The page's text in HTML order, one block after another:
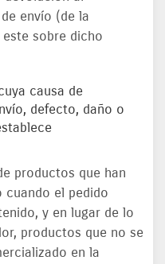
envío (de la
sobre dicho
causa de
defecto, daño o
productos que han
cuando el pedido
y en lugar de lo
productos que no se
en la